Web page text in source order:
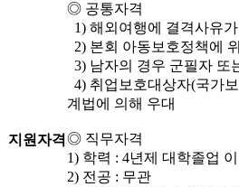
지원자격
◎ 공통자격
1) 해외여행에 결격사유
2) 본회 아동보호정책에
3) 남자의 경우 군필자 또
4) 취업보호대상자(국가
계법에 의해 우대
◎ 직무자격
1) 학력 : 4년제 대학졸업
2) 전공 : 무관